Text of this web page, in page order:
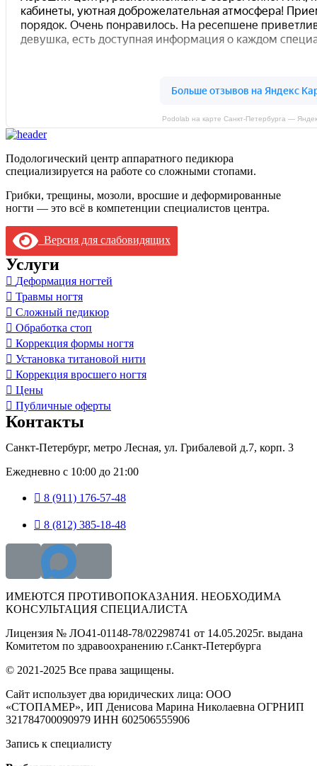
Podolab на карте Санкт‑Петербурга —
Подологический центр аппаратного педикюра
специализируется на работе со сложными стопами.
Грибки, трещины, мозоли, вросшие и деформированные
ногти — это всё в компетенции специалистов центра.
Версия для слабовидящих
Услуги
Деформация ногтей
Травмы ногтя
Сложный педикюр
Обработка стоп
Коррекция формы ногтя
Установка титановой нити
Коррекция вросшего ногтя
Цены
Публичные оферты
Контакты
Санкт-Петербург, метро Лесная, ул. Грибалевой д.7, корп. 3
Ежедневно с 10:00 до 21:00
8 (911) 176-57-48
8 (812) 385-18-48
ИМЕЮТСЯ ПРОТИВОПОКАЗАНИЯ. НЕОБХОДИМА
КОНСУЛЬТАЦИЯ СПЕЦИАЛИСТА
Лицензия № ЛО41-01148-78/02298741 от 14.05.2025г. выдана
Комитетом по здравоохранению г.Санкт-Петербурга
© 2021-2025 Все права защищены.
Сайт использует два юридических лица: ООО
«СТОПАМЕР», ИП Денисова Марина Николаевна ОГРНИП
321784700090979 ИНН 602506555906
Запись к специалисту